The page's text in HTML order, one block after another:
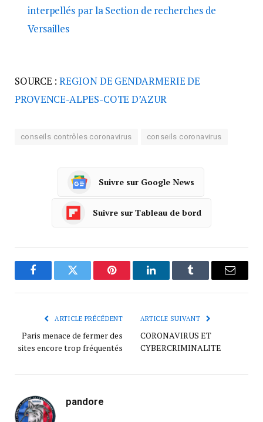
interpellés par la Section de recherches de
Versailles
SOURCE :REGION DE GENDARMERIE DE
PROVENCE-ALPES-COTE D’AZUR
conseils contrôles coronavirus conseils coronavirus
Suivre sur Google News
Suivre sur Tableau de bord
FacebookTwitter Pinterest LinkedInTumblr
ARTICLE PRÉCÉDENT
Paris menace de fermer des
sites encore trop fréquentés
ARTICLE SUIVANT
CORONAVIRUS ET
CYBERCRIMINALITE
pandore